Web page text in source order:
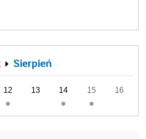
Sierpień
12 13 14 15 16